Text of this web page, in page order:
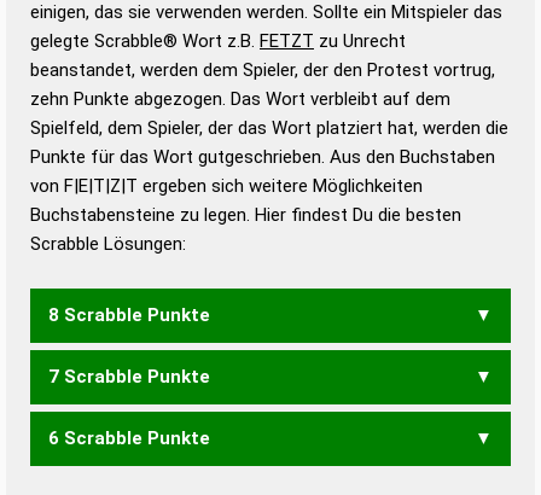
Wörterbücher sind:
Duden – Standardwerk in 12 Bänden
Duden – Richtiges und gutes
Deutsch
Duden – Die deutsche Grammatik
Duden – Deutsches
einigen, das sie verwenden werden. Sollte ein Mitspieler das
gelegte Scrabble® Wort z.B. FETZT zu Unrecht
beanstandet, werden dem Spieler, der den Protest vortrug,
zehn Punkte abgezogen. Das Wort verbleibt auf dem
Spielfeld, dem Spieler, der das Wort platziert hat, werden die
Punkte für das Wort gutgeschrieben. Aus den Buchstaben
von F|E|T|Z|T ergeben sich weitere Möglichkeiten
Buchstabensteine zu legen. Hier findest Du die besten
Scrabble Lösungen:
8 Scrabble Punkte
FEZ
7 Scrabble Punkte
FETT
6 Scrabble Punkte